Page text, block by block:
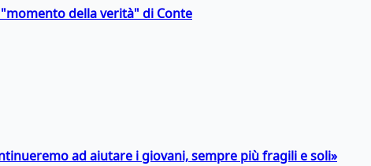
della verità" di Conte
ad aiutare i giovani, sempre più fragili e soli»